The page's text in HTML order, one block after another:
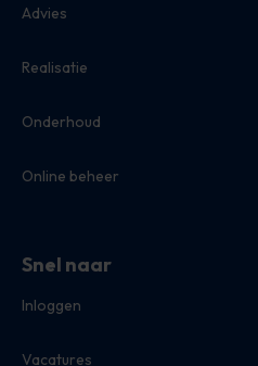
Advies
Realisatie
Onderhoud
Online beheer
Snel naar
Inloggen
Vacatures